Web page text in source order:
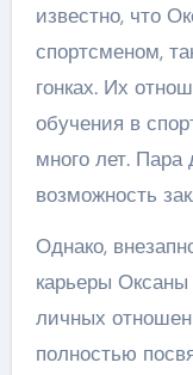
известно, что
спортсменом,
гонках. Их
обучения в
много лет.
возможность
Однако,
карьеры
личных
полностью